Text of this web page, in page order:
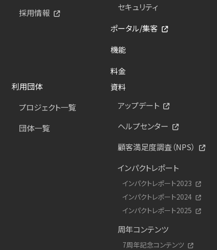
採用情報
セキュリティ
ポータル/集客
機能
料金
利用団体
プロジェクト一覧
団体一覧
資料
アップデート
ヘルプセンター
顧客満足度調査（NPS）
インパクトレポート
インパクトレポート2023
インパクトレポート2024
インパクトレポート2025
周年コンテンツ
7周年記念コンテンツ